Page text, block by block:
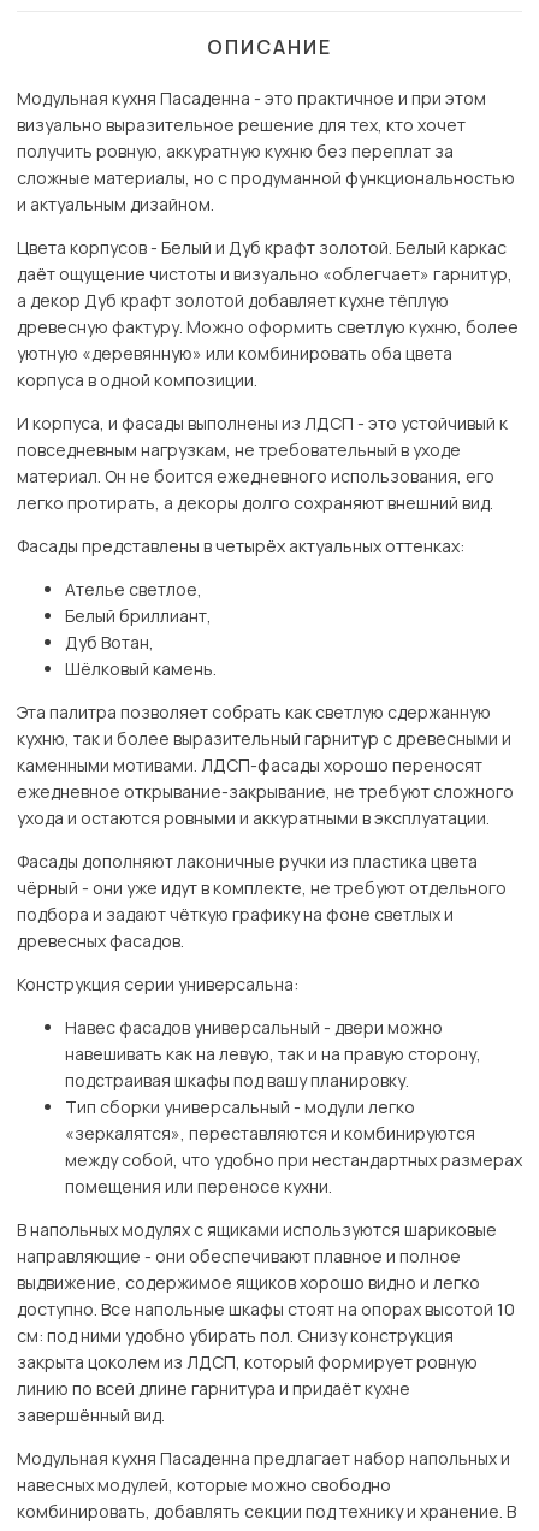
ОПИСАНИЕ
Модульная кухня Пасаденна - это практичное и при этом
визуально выразительное решение для тех, кто хочет
получить ровную, аккуратную кухню без переплат за
сложные материалы, но с продуманной функциональностью
и актуальным дизайном.
Цвета корпусов - Белый и Дуб крафт золотой. Белый каркас
даёт ощущение чистоты и визуально «облегчает» гарнитур,
а декор Дуб крафт золотой добавляет кухне тёплую
древесную фактуру. Можно оформить светлую кухню, более
уютную «деревянную» или комбинировать оба цвета
корпуса в одной композиции.
И корпуса, и фасады выполнены из ЛДСП - это устойчивый к
повседневным нагрузкам, не требовательный в уходе
материал. Он не боится ежедневного использования, его
легко протирать, а декоры долго сохраняют внешний вид.
Фасады представлены в четырёх актуальных оттенках:
Ателье светлое,
Белый бриллиант,
Дуб Вотан,
Шёлковый камень.
Эта палитра позволяет собрать как светлую сдержанную
кухню, так и более выразительный гарнитур с древесными и
каменными мотивами. ЛДСП-фасады хорошо переносят
ежедневное открывание-закрывание, не требуют сложного
ухода и остаются ровными и аккуратными в эксплуатации.
Фасады дополняют лаконичные ручки из пластика цвета
чёрный - они уже идут в комплекте, не требуют отдельного
подбора и задают чёткую графику на фоне светлых и
древесных фасадов.
Конструкция серии универсальна:
Навес фасадов универсальный - двери можно
навешивать как на левую, так и на правую сторону,
подстраивая шкафы под вашу планировку.
Тип сборки универсальный - модули легко
«зеркалятся», переставляются и комбинируются
между собой, что удобно при нестандартных размерах
помещения или переносе кухни.
В напольных модулях с ящиками используются шариковые
направляющие - они обеспечивают плавное и полное
выдвижение, содержимое ящиков хорошо видно и легко
доступно. Все напольные шкафы стоят на опорах высотой 10
см: под ними удобно убирать пол. Снизу конструкция
закрыта цоколем из ЛДСП, который формирует ровную
линию по всей длине гарнитура и придаёт кухне
завершённый вид.
Модульная кухня Пасаденна предлагает набор напольных и
навесных модулей, которые можно свободно
комбинировать, добавлять секции под технику и хранение. В